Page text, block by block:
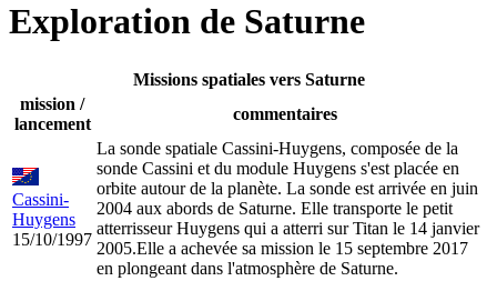
Exploration de Saturne
Missions spatiales vers Saturne
mission /
lancement
commentaires
Cassini-
Huygens
15/10/1997
La sonde spatiale Cassini-Huygens, composée de la
sonde Cassini et du module Huygens s'est placée en
orbite autour de la planète. La sonde est arrivée en juin
2004 aux abords de Saturne. Elle transporte le petit
atterrisseur Huygens qui a atterri sur Titan le 14 janvier
2005.Elle a achevée sa mission le 15 septembre 2017
en plongeant dans l'atmosphère de Saturne.